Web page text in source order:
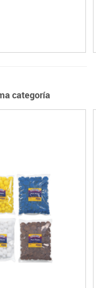
categoría